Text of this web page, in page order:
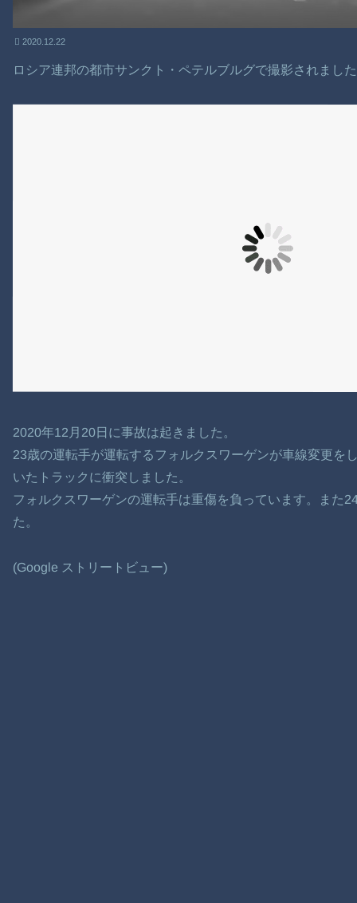
2020.12.22
ロシア連邦の都市サンクト・ペテルブルグで撮影されまし
2020年12月20日に事故は起きました。
23歳の運転手が運転するフォルクスワーゲンが車線変更を
いたトラックに衝突しました。
フォルクスワーゲンの運転手は重傷を負っています。また
た。
(Google ストリートビュー)